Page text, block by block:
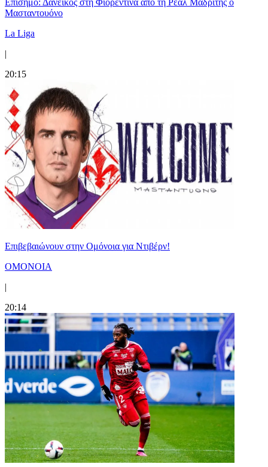
Μασταντουόνο
La Liga
|
20:15
Επιβεβαιώνουν στην Ομόνοια για Ντιβέρν!
ΟΜΟΝΟΙΑ
|
20:14